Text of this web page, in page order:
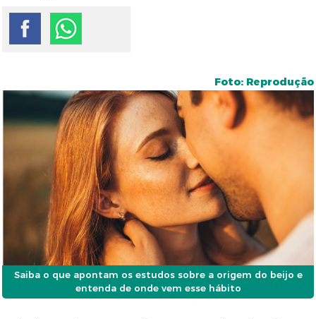
Foto: Reprodução
Saiba o que apontam os estudos sobre a origem do beijo e
entenda de onde vem esse hábito